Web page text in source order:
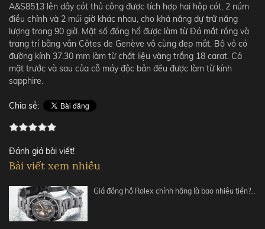
A&S8513 lên dây cót thủ công được tích hợp hai hộp cót, 2 núm
điều chỉnh và 2 múi giờ khác nhau, cho khả năng dự trữ năng
lượng trong 90 giờ. Mặt số đồng hồ được làm từ Đá mắt rồng và
trang trí bằng vân Côtes de Genève vô cùng đẹp mắt. Bộ vỏ có
đường kính 37.30 mm làm từ chất liệu vàng trắng 18 carat. Cả
mặt trước và sau của cỗ máy độc bản đều được làm từ kính
sapphire.
Chia sẻ:
Đánh giá bài viết!
Bài viết xem nhiều
Giá đồng hồ Rolex chính hãng là bao nhiêu tiền?…